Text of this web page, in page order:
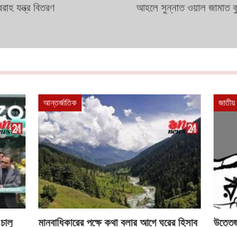
যন্ত্র বিতরণ
আহলে সুন্নাত ওয়াল জামাত
আন্তর্জাতিক
মানবাধিকারের পক্ষে কথা বলার আগে ঘরের হিসাব
জাতীয়